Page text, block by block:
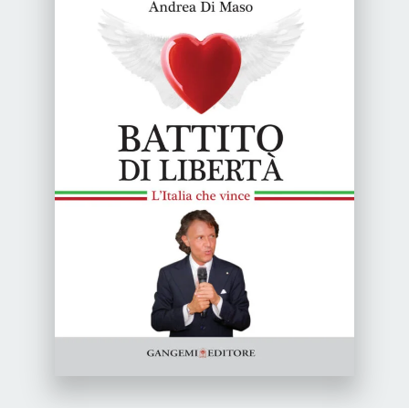
CONSIP / MEPA / ANVUR / CINECA
Proposte di pubblicazione
Newsletter